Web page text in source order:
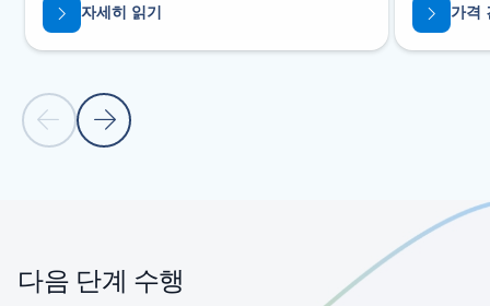
이전 슬라이드다음 슬라이드
자세히 읽기 가격
다음 단계 수행